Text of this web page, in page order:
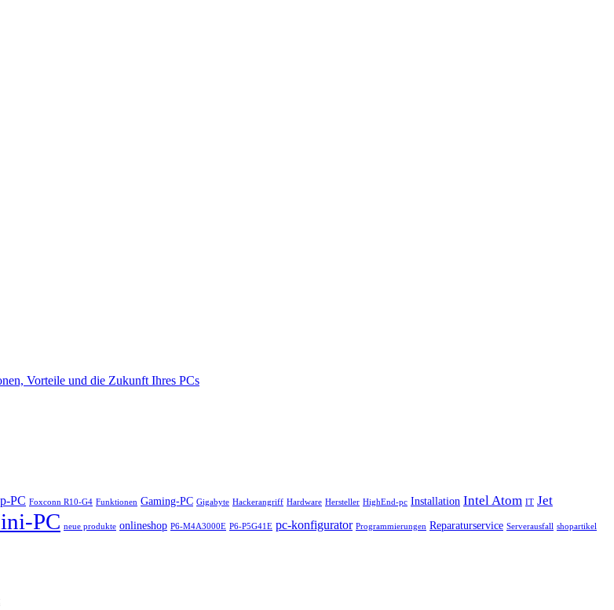
Vorteile und die Zukunft Ihres PCs
PC Foxconn R10-G4 Funktionen Gaming-PC Gigabyte Hackerangriff Hardware Hersteller HighEnd-pc Installation Intel Atom IT Jet
PC neue produkte onlineshop P6-M4A3000E P6-P5G41E pc-konfigurator Programmierungen Reparaturservice Serverausfall shopartikel